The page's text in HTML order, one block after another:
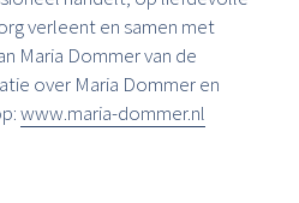
verleent en samen met
Maria Dommer van de
over Maria Dommer en
www.maria-dommer.nl